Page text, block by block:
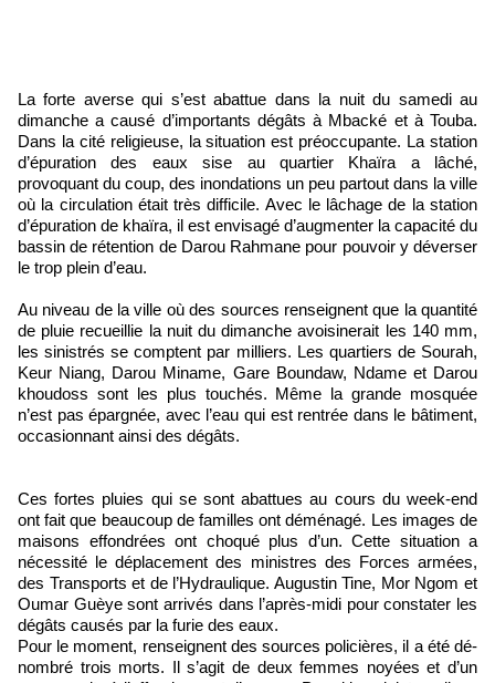
La forte averse qui s’est abattue dans la nuit du samedi au
dimanche a causé d’importants dégâts à Mbacké et à Touba.
Dans la cité religieuse, la situation est préoccupante. La station
d’épuration des eaux sise au quartier Khaïra a lâ­ché,
provoquant du coup, des inon­dations un peu partout dans la ville
où la circulation était très difficile. Avec le lâchage de la station
d’épuration de khaïra, il est envisagé d’augmenter la capacité du
bassin de rétention de Darou Rah­mane pour pouvoir y déverser
le trop plein d’eau.
Au niveau de la ville où des sources renseignent que la quantité
de pluie recueillie la nuit du dimanche avoisinerait les 140 mm,
les sinistrés se comptent par milliers. Les quartiers de Sourah,
Keur Niang, Darou Miname, Gare Bou­ndaw, Ndame et Darou
khoudoss sont les plus touchés. Même la grande mosquée
n’est pas épargnée, avec l’eau qui est rentrée dans le bâtiment,
occasionnant ainsi des dégâts.
Ces fortes pluies qui se sont abattues au cours du week-end
ont fait que beaucoup de familles ont déménagé. Les images de
maisons effondrées ont choqué plus d’un. Cette situation a
nécessité le déplacement des ministres des Forces armées,
des Transports et de l’Hy­draulique. Augustin Tine, Mor Ngom et
Oumar Guèye sont arrivés dans l’après-midi pour constater les
dégâts causés par la furie des eaux.
Pour le moment, renseignent des sources policières, il a été dé­
nombré trois morts. Il s’agit de deux femmes noyées et d’un